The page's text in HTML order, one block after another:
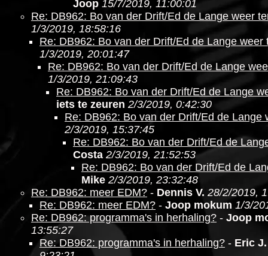
Joop 15/7/2019, 11:00:01
Re: DB962: Bo van der Drift/Ed de Lange weer
1/3/2019, 18:58:16
Re: DB962: Bo van der Drift/Ed de Lange weer
1/3/2019, 20:01:47
Re: DB962: Bo van der Drift/Ed de Lange
1/3/2019, 21:09:43
Re: DB962: Bo van der Drift/Ed de Lange
iets te zeuren 2/3/2019, 0:42:30
Re: DB962: Bo van der Drift/Ed de Lange
2/3/2019, 15:37:45
Re: DB962: Bo van der Drift/Ed de
Costa 2/3/2019, 21:52:53
Re: DB962: Bo van der Drift/Ed de
Mike 2/3/2019, 23:32:48
Re: DB962: meer EDM? - Dennis V. 28/2/2019,
Re: DB962: meer EDM? - Joop mokum 1/3/
Re: DB962: programma's in herhaling? - Joop
13:55:27
Re: DB962: programma's in herhaling? - Eric J.